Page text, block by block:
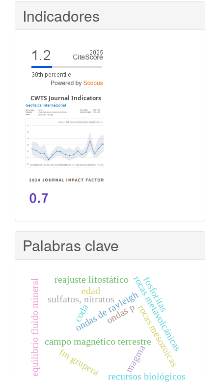
Indicadores
CWTS Journal Indicators
Palabras clave
ondas de rayleigh
campo magnético terrestrerocas metavolcánicas
rocas mesozoicas
equilibrio fluido mineral ondas p
sulfatos, nitratos
fm grupera
coda
magma
edad
recursos biológicos
reajuste litostático fosforitas